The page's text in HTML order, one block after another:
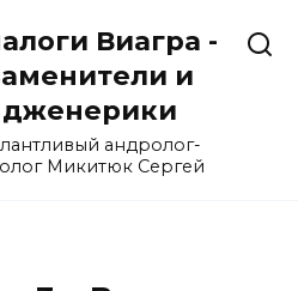
Виагра -
и
дженерики
андролог-
Микитюк Сергей